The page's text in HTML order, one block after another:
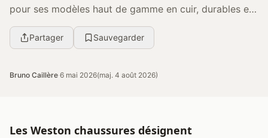
pour ses modèles haut de gamme en cuir, durables et
réparables. Leurs références les plus célèbre...
Partager Sauvegarder
Bruno Caillère·6 mai 2026(maj. 4 août 2026)
Les Weston chaussures désignent